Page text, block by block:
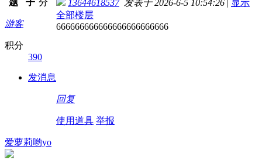
题 子 分
游客
积分
390
发消息
13644618537 发表于 2026-6-5 10:54:26
显示
全部楼层
666666666666666666666666
回复
使用道具 举报
爱萝莉哟yo